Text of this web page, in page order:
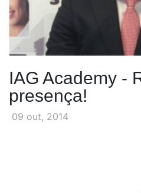
IAG Academy -
presença!
09 out, 2014